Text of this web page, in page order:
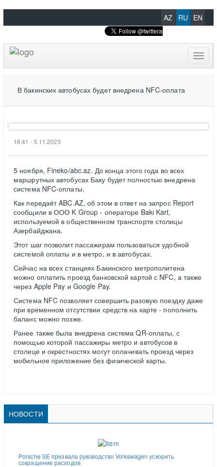
AZ RU EN
В бакинских автобусах будет внедрена NFC-оплата
16:41 - 5.11.2025
5 ноября, Fineko/abc.az. До конца этого года во всех
маршрутных автобусах Баку будет полностью внедрена
система NFC-оплаты.
Как передаёт ABC.AZ, об этом в ответ на запрос Report
сообщили в ООО K Group - операторе Bakı Kart,
используемой в общественном транспорте столицы
Азербайджана.
Этот шаг позволит пассажирам пользоваться удобной
системой оплаты и в метро, и в автобусах.
Сейчас на всех станциях Бакинского метрополитена
можно оплатить проезд банковской картой с NFC, а также
через Apple Pay и Google Pay.
Система NFC позволяет совершить разовую поездку даже
при временном отсутствии средств на карте - пополнить
баланс можно позже.
Ранее также была внедрена система QR-оплаты, с
помощью которой пассажиры метро и автобусов в
столице и окрестностях могут оплачивать проезд через
мобильное приложение без физической карты.
НОВОСТИ
Porsche SE призвала руководство Volkswagen ускорить
сокращение расходов